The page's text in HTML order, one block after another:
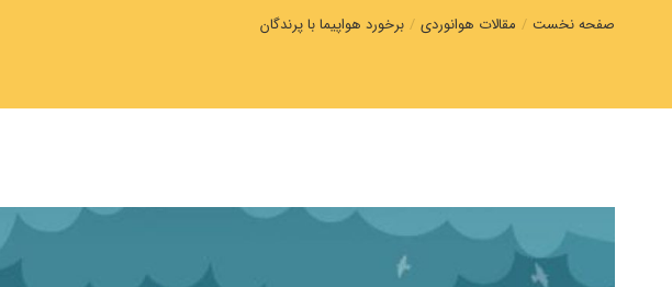
مکان شما:
صفحه نخست مقالات هوانوردی برخورد هواپیما با پرندگان